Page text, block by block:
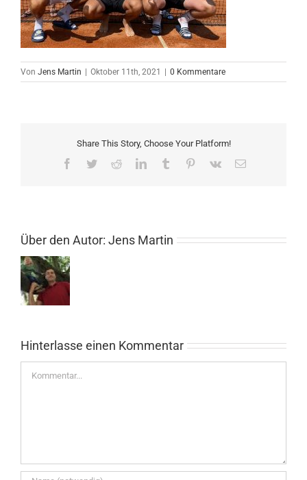
Von Jens Martin Oktober 11th, 2021 0 Kommentare
Share This Story, Choose Your Platform!
Facebook
TwitterRedditLinkedInTumblr Pinterest
Vk
E-
Über den Autor: Jens Martin
Hinterlasse einen Kommentar